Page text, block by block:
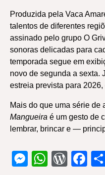
Produzida pela Vaca
talentos de diferentes
assinado pelo grupo O
sonoras delicadas para
temporada segue em
novo de segunda a sexta.
estreia prevista para
Mais do que uma série de
Mangueira é um gesto de
lembrar, brincar e —
Messenger